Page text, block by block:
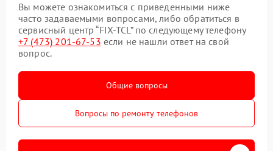
Вы можете ознакомиться с приведенными ниже
часто задаваемыми вопросами, либо обратиться в
сервисный центр “FIX-TCL” по следующему телефону
+7 (473) 201-67-53 если не нашли ответ на свой
вопрос.
Общие вопросы
Вопросы по ремонту телефонов